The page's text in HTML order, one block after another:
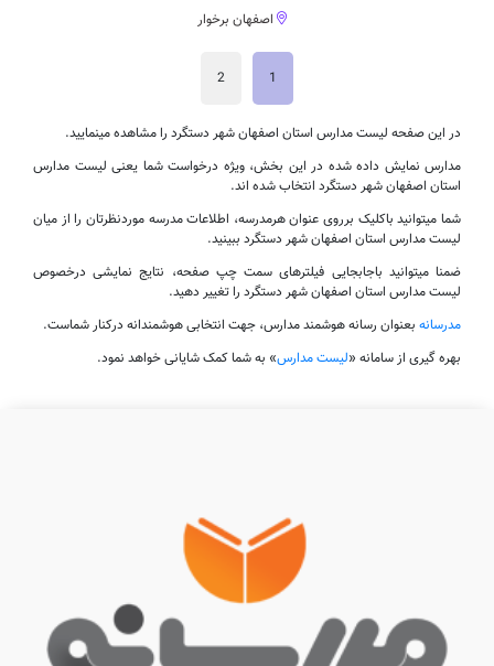
اصفهان برخوار
1
2
در این صفحه لیست مدارس استان اصفهان شهر دستگرد را مشاهده مینمایید.
مدارس نمایش داده شده در این بخش، ویژه درخواست شما یعنی لیست مدارس
استان اصفهان شهر دستگرد انتخاب شده اند.
شما میتوانید باکلیک برروی عنوان هرمدرسه، اطلاعات مدرسه موردنظرتان را از میان
لیست مدارس استان اصفهان شهر دستگرد ببینید.
ضمنا میتوانید باجابجایی فیلترهای سمت چپ صفحه، نتایج نمایشی درخصوص
لیست مدارس استان اصفهان شهر دستگرد را تغییر دهید.
مدرسانه بعنوان رسانه هوشمند مدارس، جهت انتخابی هوشمندانه درکنار شماست.
بهره گیری از سامانه «لیست مدارس» به شما کمک شایانی خواهد نمود.